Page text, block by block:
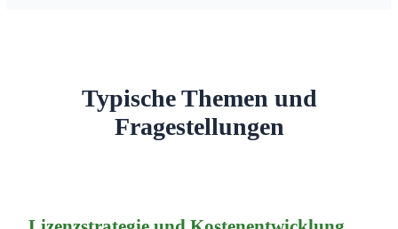
Typische Themen und
Fragestellungen